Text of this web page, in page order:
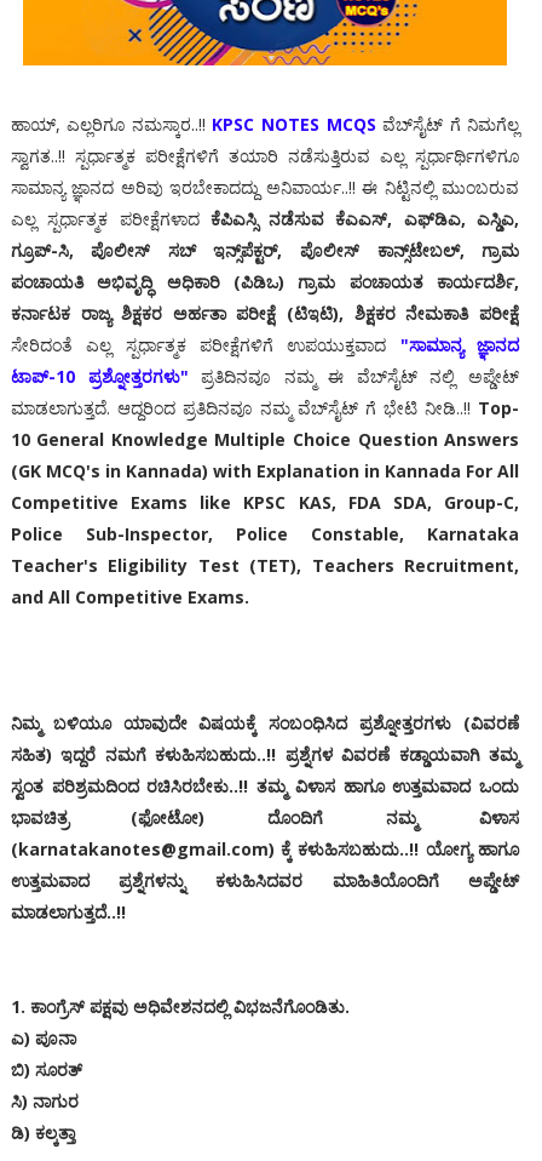
ಹಾಯ್, ಎಲ್ಲರಿಗೂ ನಮಸ್ಕಾರ..!! KPSC NOTES MCQS ವೆಬ್‌ಸೈಟ್ ಗೆ ನಿಮಗೆಲ್ಲ
ಸ್ವಾಗತ..!! ಸ್ಪರ್ಧಾತ್ಮಕ ಪರೀಕ್ಷೆಗಳಿಗೆ ತಯಾರಿ ನಡೆಸುತ್ತಿರುವ ಎಲ್ಲ ಸ್ಪರ್ಧಾರ್ಥಿಗಳಿಗೂ
ಸಾಮಾನ್ಯ ಜ್ಞಾನದ ಅರಿವು ಇರಬೇಕಾದದ್ದು ಅನಿವಾರ್ಯ..!! ಈ ನಿಟ್ಟಿನಲ್ಲಿ ಮುಂಬರುವ
ಎಲ್ಲ ಸ್ಪರ್ಧಾತ್ಮಕ ಪರೀಕ್ಷೆಗಳಾದ ಕೆಪಿಎಸ್ಸಿ ನಡೆಸುವ ಕೆಎಎಸ್, ಎಫ್‌ಡಿಎ, ಎಸ್ಡಿಎ,
ಗ್ರೂಪ್-ಸಿ, ಪೊಲೀಸ್ ಸಬ್ ಇನ್ಸ್‌ಪೆಕ್ಟರ್, ಪೊಲೀಸ್ ಕಾನ್ಸ್‌ಟೇಬಲ್, ಗ್ರಾಮ
ಪಂಚಾಯತಿ ಅಭಿವೃದ್ಧಿ ಅಧಿಕಾರಿ (ಪಿಡಿಒ) ಗ್ರಾಮ ಪಂಚಾಯತ ಕಾರ್ಯದರ್ಶಿ,
ಕರ್ನಾಟಕ ರಾಜ್ಯ ಶಿಕ್ಷಕರ ಅರ್ಹತಾ ಪರೀಕ್ಷೆ (ಟಿಇಟಿ), ಶಿಕ್ಷಕರ ನೇಮಕಾತಿ ಪರೀಕ್ಷೆ
ಸೇರಿದಂತೆ ಎಲ್ಲ ಸ್ಪರ್ಧಾತ್ಮಕ ಪರೀಕ್ಷೆಗಳಿಗೆ ಉಪಯುಕ್ತವಾದ "ಸಾಮಾನ್ಯ ಜ್ಞಾನದ
ಟಾಪ್-10 ಪ್ರಶ್ನೋತ್ತರಗಳು" ಪ್ರತಿದಿನವೂ ನಮ್ಮ ಈ ವೆಬ್‌ಸೈಟ್ ನಲ್ಲಿ ಅಪ್ಡೇಟ್
ಮಾಡಲಾಗುತ್ತದೆ. ಆದ್ದರಿಂದ ಪ್ರತಿದಿನವೂ ನಮ್ಮ ವೆಬ್‌ಸೈಟ್ ಗೆ ಭೇಟಿ ನೀಡಿ..!! Top-
10 General Knowledge Multiple Choice Question Answers
(GK MCQ's in Kannada) with Explanation in Kannada For All
Competitive Exams like KPSC KAS, FDA SDA, Group-C,
Police Sub-Inspector, Police Constable, Karnataka
Teacher's Eligibility Test (TET), Teachers Recruitment,
and All Competitive Exams.
ನಿಮ್ಮ ಬಳಿಯೂ ಯಾವುದೇ ವಿಷಯಕ್ಕೆ ಸಂಬಂಧಿಸಿದ ಪ್ರಶ್ನೋತ್ತರಗಳು (ವಿವರಣೆ
ಸಹಿತ) ಇದ್ದರೆ ನಮಗೆ ಕಳುಹಿಸಬಹುದು..!! ಪ್ರಶ್ನೆಗಳ ವಿವರಣೆ ಕಡ್ಡಾಯವಾಗಿ ತಮ್ಮ
ಸ್ವಂತ ಪರಿಶ್ರಮದಿಂದ ರಚಿಸಿರಬೇಕು..!! ತಮ್ಮ ವಿಳಾಸ ಹಾಗೂ ಉತ್ತಮವಾದ ಒಂದು
ಭಾವಚಿತ್ರ (ಫೋಟೋ) ದೊಂದಿಗೆ ನಮ್ಮ ವಿಳಾಸ
(karnatakanotes@gmail.com) ಕ್ಕೆ ಕಳುಹಿಸಬಹುದು..!! ಯೋಗ್ಯ ಹಾಗೂ
ಉತ್ತಮವಾದ ಪ್ರಶ್ನೆಗಳನ್ನು ಕಳುಹಿಸಿದವರ ಮಾಹಿತಿಯೊಂದಿಗೆ ಅಪ್ಡೇಟ್
ಮಾಡಲಾಗುತ್ತದೆ..!!
1. ಕಾಂಗ್ರೆಸ್ ಪಕ್ಷವು ಅಧಿವೇಶನದಲ್ಲಿ ವಿಭಜನೆಗೊಂಡಿತು.
ಎ) ಪೂನಾ
ಬಿ) ಸೂರತ್
ಸಿ) ನಾಗುರ
ಡಿ) ಕಲ್ಕತ್ತಾ